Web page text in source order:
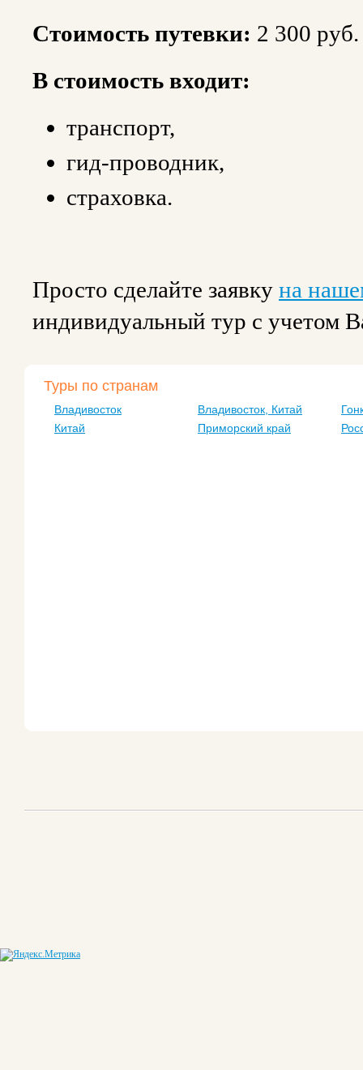
Стоимость путевки: 2 300 руб.
В стоимость входит:
транспорт,
гид-проводник,
страховка.
Просто сделайте заявку на
индивидуальный тур с учетом
Туры по странам
Владивосток Владивосток, Китай
Китай
Приморский край